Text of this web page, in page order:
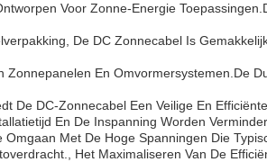
Voor Zonne-Energie
De DC Zonnecabel Is
En Omvormersystemen.De
De DC-Zonnecabel Een Veilige En
En De Inspanning Worden
Met De Hoge Spanningen Die
Het Maximaliseren Van De